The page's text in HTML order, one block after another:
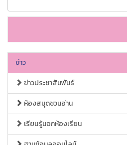
ข่าว
ข่าวประชาสัมพันธ์
ห้องสมุดชวนอ่าน
เรียนรู้นอกห้องเรียน